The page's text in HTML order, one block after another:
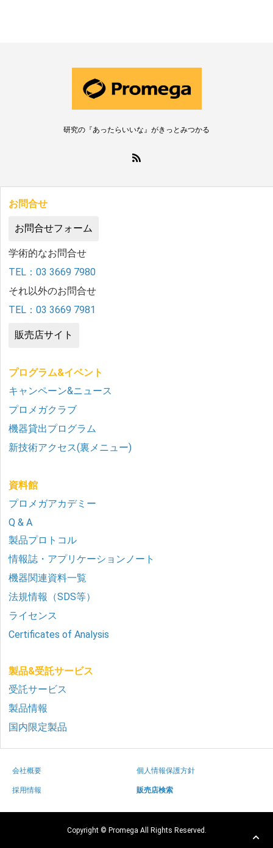
研究の『あったらいいな』がきっとみつかる
お問合せ
お問合せフォーム
学術的なお問合せ
TEL：03 3669 7980
それ以外のお問合せ
TEL：03 3669 7981
販売店サイト
プログラム&イベント
キャンペーン&ニュース
プロメガクラブ
機器貸出プログラム
新技術アクセス(裏メニュー)
資料館
プロメガアカデミー
Q & A
製品プロトコル
情報誌・アプリケーションノート
機器関連資料一覧
法規情報（SDS等）
ライセンス
Certificates of Analysis
製品&受託サービス
受託サービス
製品情報
国内限定製品
会社概要 個人情報保護方針
採用情報 販売店検索
Copyright © Promega All Rights Reserved.